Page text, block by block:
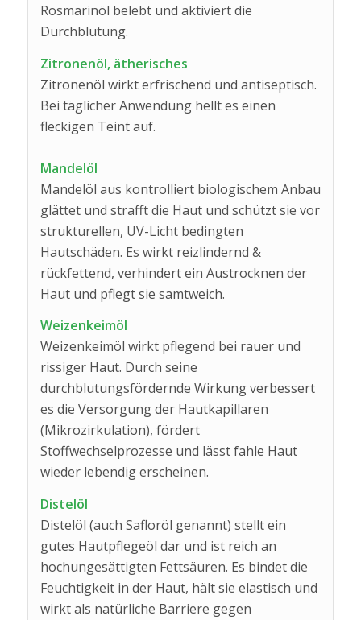
Rosmarinöl belebt und aktiviert die
Durchblutung.
Zitronenöl, ätherisches
Zitronenöl wirkt erfrischend und antiseptisch.
Bei täglicher Anwendung hellt es einen
fleckigen Teint auf.
Mandelöl
Mandelöl aus kontrolliert biologischem Anbau
glättet und strafft die Haut und schützt sie vor
strukturellen, UV-Licht bedingten
Hautschäden. Es wirkt reizlindernd &
rückfettend, verhindert ein Austrocknen der
Haut und pflegt sie samtweich.
Weizenkeimöl
Weizenkeimöl wirkt pflegend bei rauer und
rissiger Haut. Durch seine
durchblutungsfördernde Wirkung verbessert
es die Versorgung der Hautkapillaren
(Mikrozirkulation), fördert
Stoffwechselprozesse und lässt fahle Haut
wieder lebendig erscheinen.
Distelöl
Distelöl (auch Safloröl genannt) stellt ein
gutes Hautpflegeöl dar und ist reich an
hochungesättigten Fettsäuren. Es bindet die
Feuchtigkeit in der Haut, hält sie elastisch und
wirkt als natürliche Barriere gegen